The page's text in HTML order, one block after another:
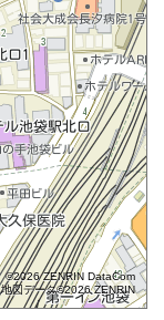
©2026 ZENRIN DataCom
地図データ©2026 ZENRIN